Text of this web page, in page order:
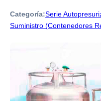
Categoría:Serie
Suministro (Contenedores